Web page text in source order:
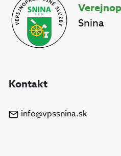
Snina
Kontakt
info@vpssnina.sk